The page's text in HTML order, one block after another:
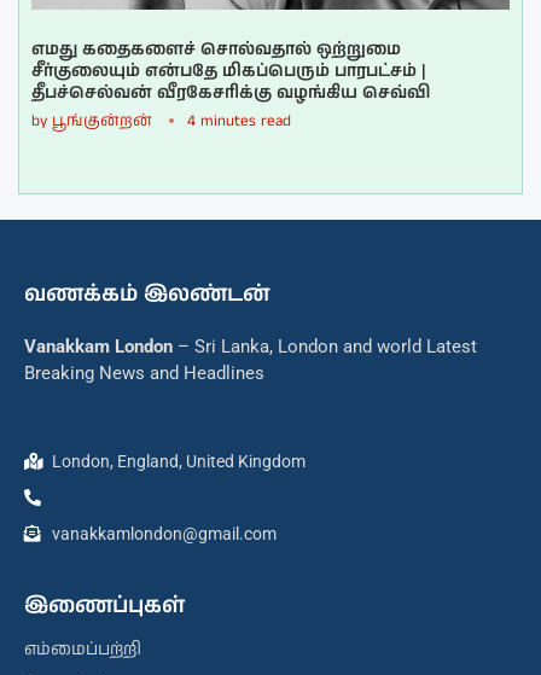
எமது கதைகளைச் சொல்வதால் ஒற்றுமை
சீர்குலையும் என்பதே மிகப்பெரும் பாரபட்சம் |
தீபச்செல்வன் வீரகேசரிக்கு வழங்கிய செவ்வி
by பூங்குன்றன் 4 minutes read
வணக்கம் இலண்டன்
Vanakkam London – Sri Lanka, London and world Latest
Breaking News and Headlines
London, England, United Kingdom
vanakkamlondon@gmail.com
இணைப்புகள்
எம்மைப்பற்றி